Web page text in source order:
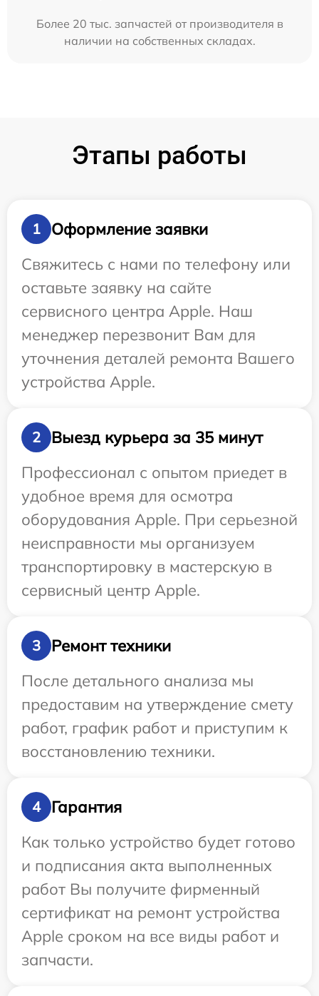
Более 20 тыс. запчастей от производителя в
наличии на собственных складах.
Этапы работы
1
Оформление заявки
Свяжитесь с нами по телефону или
оставьте заявку на сайте
сервисного центра Apple. Наш
менеджер перезвонит Вам для
уточнения деталей ремонта Вашего
устройства Apple.
2
Выезд курьера за 35 минут
Профессионал с опытом приедет в
удобное время для осмотра
оборудования Apple. При серьезной
неисправности мы организуем
транспортировку в мастерскую в
сервисный центр Apple.
3
Ремонт техники
После детального анализа мы
предоставим на утверждение смету
работ, график работ и приступим к
восстановлению техники.
4
Гарантия
Как только устройство будет готово
и подписания акта выполненных
работ Вы получите фирменный
сертификат на ремонт устройства
Apple сроком на все виды работ и
запчасти.